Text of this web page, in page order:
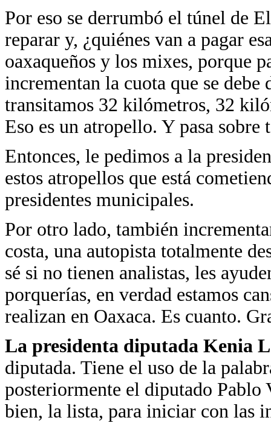
Por eso se derrumbó el túnel de
reparar y, ¿quiénes van a pagar
oaxaqueños y los mixes, porque
incrementan la cuota que se debe
transitamos 32 kilómetros, 32
Eso es un atropello. Y pasa
Entonces, le pedimos a la
estos atropellos que está
presidentes municipales.
Por otro lado, también
costa, una autopista totalmente
sé si no tienen analistas, les
porquerías, en verdad estamos
realizan en Oaxaca. Es cuanto.
La presidenta diputada Kenia
diputada. Tiene el uso de la
posteriormente el diputado Pablo
bien, la lista, para iniciar con las